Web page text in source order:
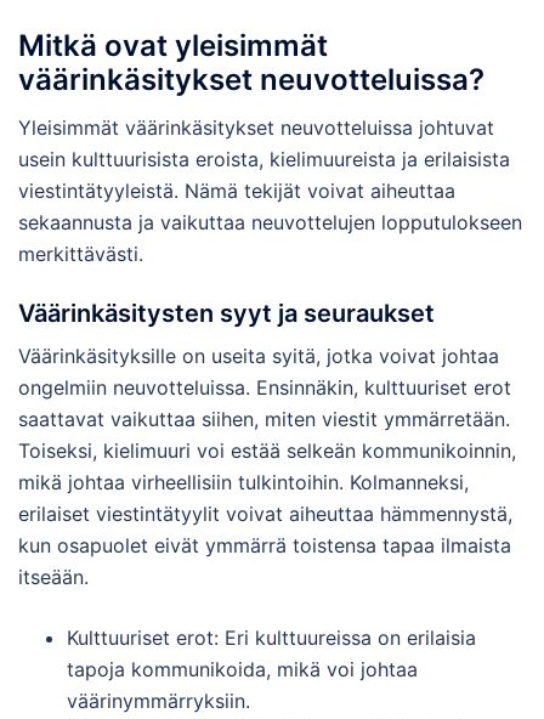
Mitkä ovat yleisimmät
väärinkäsitykset neuvotteluissa?
Yleisimmät väärinkäsitykset neuvotteluissa johtuvat
usein kulttuurisista eroista, kielimuureista ja erilaisista
viestintätyyleistä. Nämä tekijät voivat aiheuttaa
sekaannusta ja vaikuttaa neuvottelujen lopputulokseen
merkittävästi.
Väärinkäsitysten syyt ja seuraukset
Väärinkäsityksille on useita syitä, jotka voivat johtaa
ongelmiin neuvotteluissa. Ensinnäkin, kulttuuriset erot
saattavat vaikuttaa siihen, miten viestit ymmärretään.
Toiseksi, kielimuuri voi estää selkeän kommunikoinnin,
mikä johtaa virheellisiin tulkintoihin. Kolmanneksi,
erilaiset viestintätyylit voivat aiheuttaa hämmennystä,
kun osapuolet eivät ymmärrä toistensa tapaa ilmaista
itseään.
Kulttuuriset erot: Eri kulttuureissa on erilaisia
tapoja kommunikoida, mikä voi johtaa
väärinymmärryksiin.